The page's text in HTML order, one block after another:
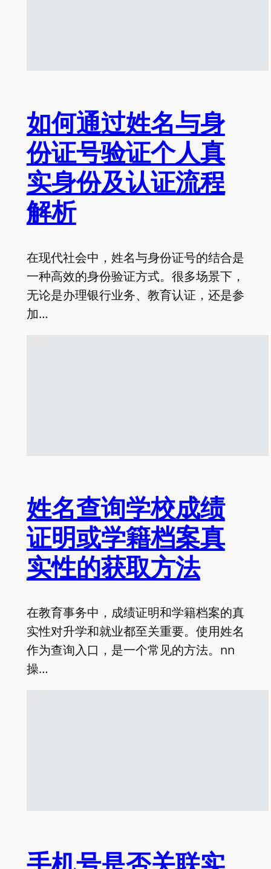
如何通过姓名与身
份证号验证个人真
实身份及认证流程
解析
在现代社会中，姓名与身份证号的结合是
一种高效的身份验证方式。很多场景下，
无论是办理银行业务、教育认证，还是参
加…
姓名查询学校成绩
证明或学籍档案真
实性的获取方法
在教育事务中，成绩证明和学籍档案的真
实性对升学和就业都至关重要。使用姓名
作为查询入口，是一个常见的方法。nn
操…